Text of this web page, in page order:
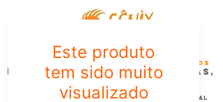
FÊNIX DESIGN STUDIO | Design
Gráfico| Desenvolvimento de Produtos
Personalizados para Pessoas,
Empresas e EventoS
Lembrancinhas, Brindes promocionais,
Decoração, Presentes e Comunicação Visual